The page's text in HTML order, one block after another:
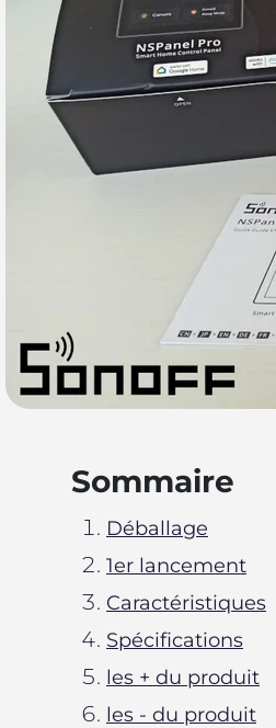
Sommaire
Déballage
1er lancement
Caractéristiques
Spécifications
les + du produit
les - du produit